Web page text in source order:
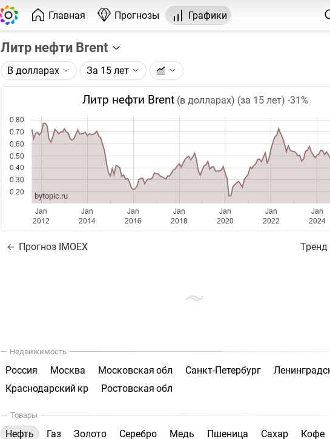
Главная Прогнозы Графики
Литр нефти Brent
Описание графика:
Цена фьючерса на нефть марки Brent, торгуемого на ICE.
Каждая точка на графике - цена закрытия дня, недели или месяца.
Оптимальный таймфрейм (день, неделя, месяц) подбирается
при изменении глубины графика.
Данные добавляются ежедневно.
В долларах За 15 лет
Литр нефти Brent (в долларах) (за 15 лет) -31%
Jan
2012
Jan
2014
Jan
2016
Jan
2018
Jan
2020
Jan
2022
Jan
2024
0.20
0.30
0.40
0.50
0.60
0.70
0.80
bytopic.ru
Прогноз IMOEX Тренд
Недвижимость
Россия Москва Московская обл Санкт-Петербург
Краснодарский кр
Ростовская обл
Товары
Нефть Газ Золото Серебро Медь Пшеница Сахар Кофе